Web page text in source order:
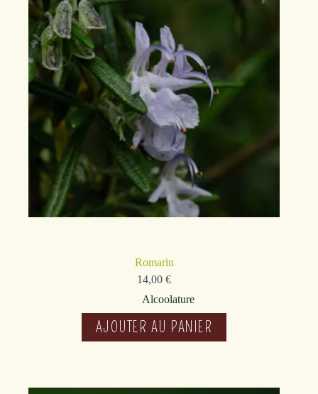
Romarin
14,00€
Alcoolature
AJOUTER AU PANIER